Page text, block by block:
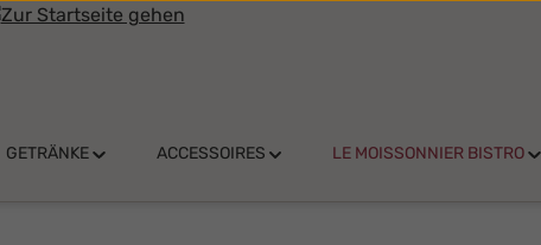
GETRÄNKE ACCESSOIRES LE MOISSONNIER BISTRO